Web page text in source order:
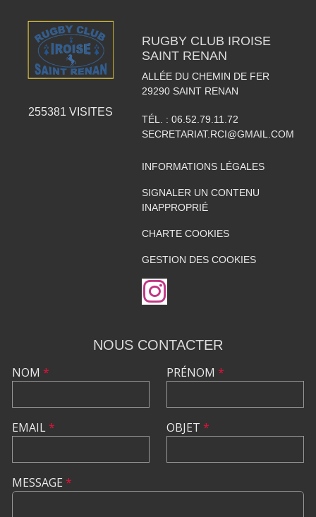
255381 VISITES
RUGBY CLUB IROISE
SAINT RENAN
ALLÉE DU CHEMIN DE FER
29290 SAINT RENAN
TÉL. : 06.52.79.11.72
SECRETARIAT.RCI@GMAIL.COM
INFORMATIONS LÉGALES
SIGNALER UN CONTENU
INAPPROPRIÉ
CHARTE COOKIES
GESTION DES COOKIES
NOUS CONTACTER
NOM *
EMAIL*
PRÉNOM *
OBJET *
MESSAGE *